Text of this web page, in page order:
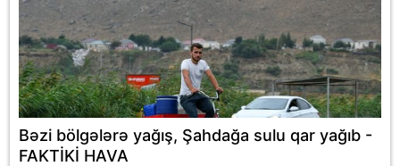
Bəzi bölgələrə yağış, Şahdağa sulu qar yağıb -
FAKTİKİ HAVA